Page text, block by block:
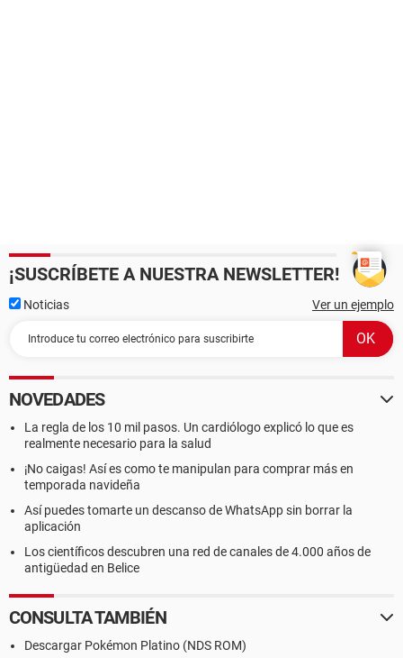
¡SUSCRÍBETE A NUESTRA NEWSLETTER!
Noticias Ver un ejemplo
NOVEDADES
La regla de los 10 mil pasos. Un cardiólogo explicó lo que es
realmente necesario para la salud
¡No caigas! Así es como te manipulan para comprar más en
temporada navideña
Así puedes tomarte un descanso de WhatsApp sin borrar la
aplicación
Los científicos descubren una red de canales de 4.000 años de
antigüedad en Belice
CONSULTA TAMBIÉN
Descargar Pokémon Platino (NDS ROM)